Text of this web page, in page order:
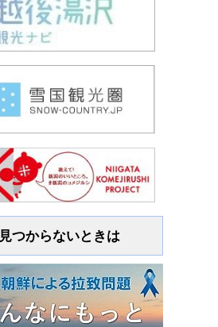
見つからないときは